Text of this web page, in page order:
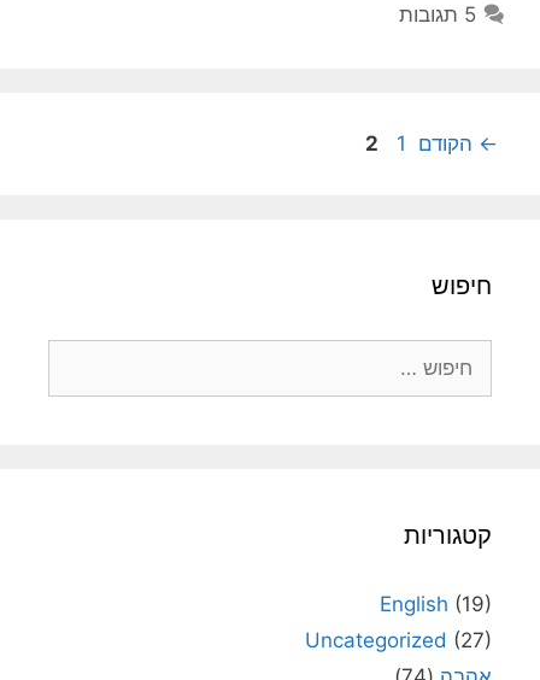
5 תגובות
← הקודם עמוד
1 עמוד
2
חיפוש
קטגוריות
English (19)
Uncategorized (27)